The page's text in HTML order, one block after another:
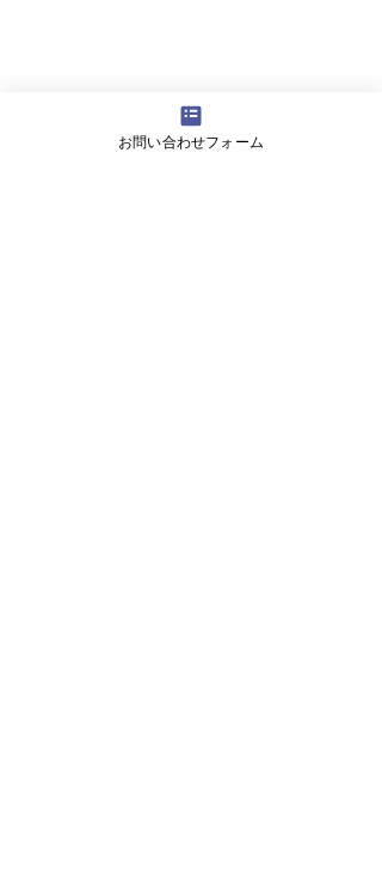
お問い合わせフォーム